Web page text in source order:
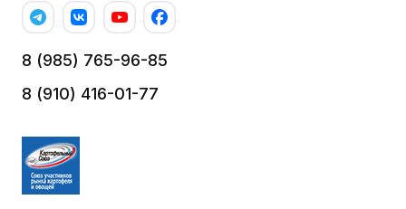
8 (985) 765-96-85
8 (910) 416-01-77